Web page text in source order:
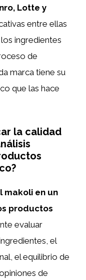
Lotte y
entre ellas
ingredientes
de
marca tiene su
que las hace
la calidad
makoli en un
productos
evaluar
el
el equilibrio de
de